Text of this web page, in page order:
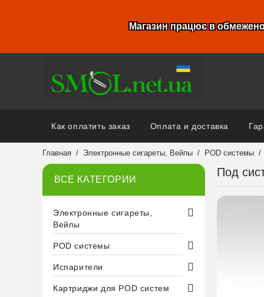
Магазин працює в
Как оплатить заказ Оплата и доставка
Главная Электронные сигареты, Вейпы POD системы
ВСЕ КАТЕГОРИИ
Электронные сигареты,
Вейпы
POD системы
Испарители
Картриджи для POD систем
Под